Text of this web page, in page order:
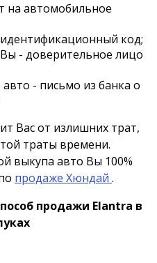
на автомобильное
код;
- доверительное лицо
авто - письмо из банка о
Вас от излишних трат,
траты времени.
выкупа авто Вы 100%
продаже Хюндай .
продажи Elantra в